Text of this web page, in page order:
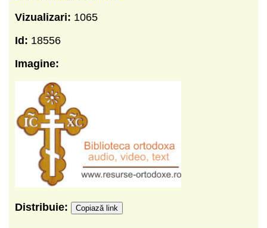
Vizualizari: 1065
Id: 18556
Imagine:
Distribuie: Copiază link